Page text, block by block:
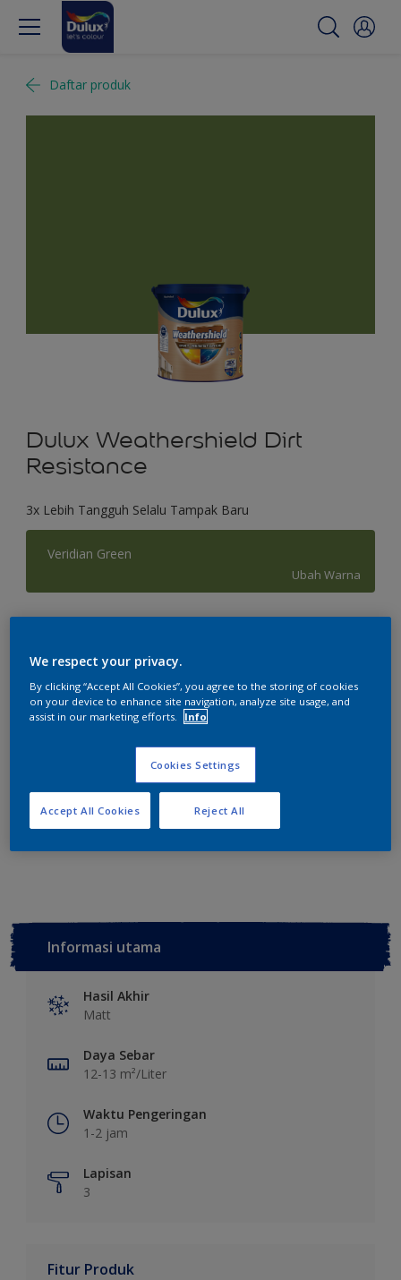
Daftar produk
Dulux Weathershield Dirt
Resistance
3x Lebih Tangguh Selalu Tampak Baru
Veridian Green
Ubah Warna
Jumlah Kalkulator cat
Tambahkan ke Ruang Kerja
Informasi utama
Hasil Akhir
Matt
Daya Sebar
12-13 m²/Liter
Waktu Pengeringan
1-2 jam
Lapisan
3
Fitur Produk
We respect your privacy.
By clicking “Accept All Cookies”, you agree to the storing of cookies
on your device to enhance site navigation, analyze site usage, and
assist in our marketing efforts.
Info
Cookies Settings
Reject All
Accept All Cookies